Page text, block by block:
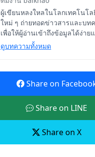
ผู้เขียนหลงใหลในโลกเทคโนโ
ใหม่ ๆ ถ่ายทอดข่าวสารและบท
เพื่อให้ผู้อ่านเข้าถึงข้อมูลได้ง่าย
ดูบทความทั้งหมด
Share on
Share on LINE
Share on X